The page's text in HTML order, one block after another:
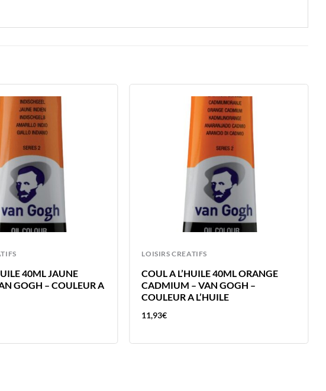
40ML JAUNE
GOGH – COULEUR A
LOISIRS CREATIFS
COUL A L’HUILE 40ML ORANGE
CADMIUM – VAN GOGH –
COULEUR A L’HUILE
11,93€